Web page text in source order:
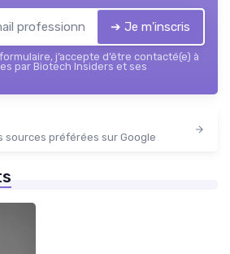
➔ Je m'inscris
j’accepte d’être contacté(e) à
par Biotech Insiders et ses
sources préférées sur Google